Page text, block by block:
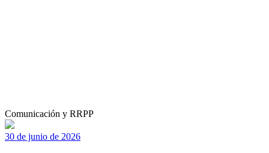
Comunicación y RRPP
30 de junio de 2026